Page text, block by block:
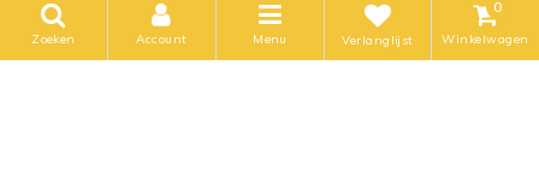
Volg ons
Zoeken Account Menu Verlanglijst
0
Winkelwagen